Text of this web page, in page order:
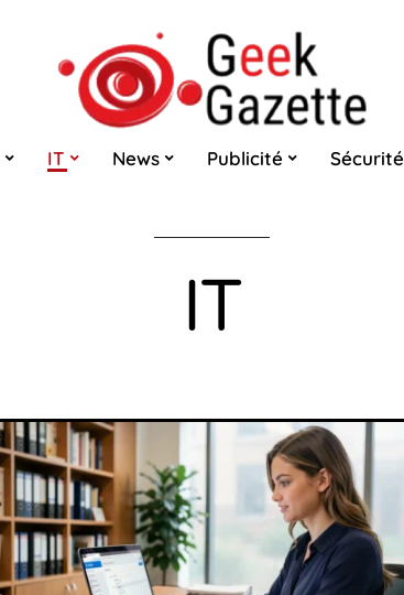
IT News Publicité Sécurité
IT